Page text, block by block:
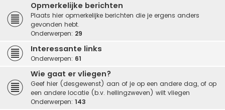
Opmerkelijke berichten
Plaats hier opmerkelijke berichten die je ergens anders
gevonden hebt.
Onderwerpen: 29
Interessante links
Onderwerpen: 61
Wie gaat er vliegen?
Geef hier (desgewenst) aan of je op een andere dag, of op
een andere locatie (b.v. hellingzweven) wilt vliegen
Onderwerpen: 143